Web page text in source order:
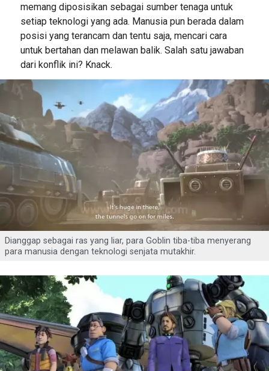
memang diposisikan sebagai sumber tenaga untuk
setiap teknologi yang ada. Manusia pun berada dalam
posisi yang terancam dan tentu saja, mencari cara
untuk bertahan dan melawan balik. Salah satu jawaban
dari konflik ini? Knack.
Dianggap sebagai ras yang liar, para Goblin tiba-tiba menyerang
para manusia dengan teknologi senjata mutakhir.